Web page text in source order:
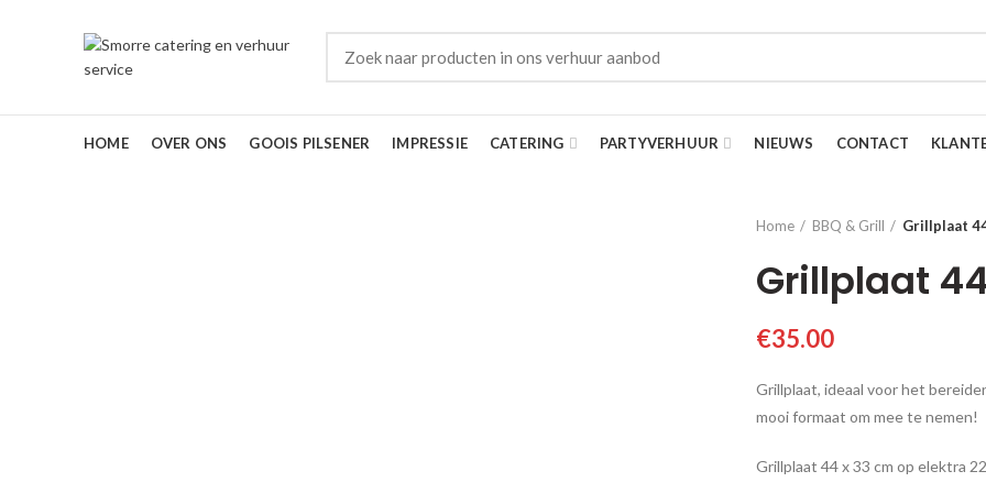
HOME OVER ONS GOOIS PILSENER IMPRESSIE CATERING PARTYVERHUUR NIEUWS CONTACT
Home BBQ & Grill Grillplaat
Grillplaat
€35.00
Grillplaat, ideaal voor het
mooi formaat om mee te nemen!
Grillplaat 44 x 33 cm op elektra